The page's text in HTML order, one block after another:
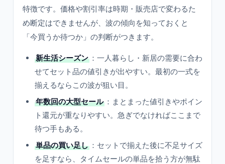
特徴です。価格や割引率は時期・販売店で変わるた
め断定はできませんが、波の傾向を知っておくと
「今買うか待つか」の判断がつきます。
新生活シーズン ：一人暮らし・新居の需要に合わ
せてセット品の値引きが出やすい。最初の一式を
揃えるならこの波が狙い目。
年数回の大型セール ：まとまった値引きやポイン
ト還元が重なりやすい。急ぎでなければここまで
待つ手もある。
単品の買い足し ：セットで揃えた後に不足サイズ
を足すなら、タイムセールの単品を拾う方が無駄